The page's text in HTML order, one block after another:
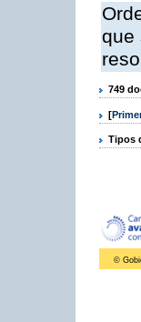
que
749
[
Tipos
©